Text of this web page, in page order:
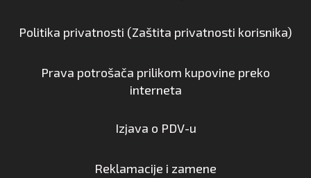
Politika privatnosti (Zaštita privatnosti korisnika)
Prava potrošača prilikom kupovine preko
interneta
Izjava o PDV-u
Reklamacije i zamene